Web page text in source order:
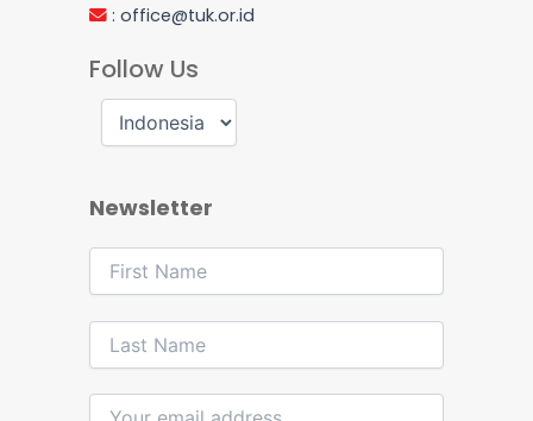
: office@tuk.or.id
Follow Us
Newsletter